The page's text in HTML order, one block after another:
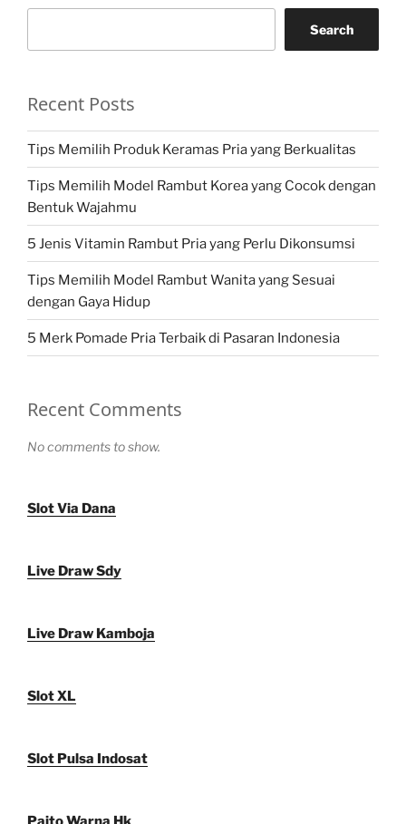
Search
Recent Posts
Tips Memilih Produk Keramas Pria yang Berkualitas
Tips Memilih Model Rambut Korea yang Cocok dengan
Bentuk Wajahmu
5 Jenis Vitamin Rambut Pria yang Perlu Dikonsumsi
Tips Memilih Model Rambut Wanita yang Sesuai
dengan Gaya Hidup
5 Merk Pomade Pria Terbaik di Pasaran Indonesia
Recent Comments
No comments to show.
Slot Via Dana
Live Draw Sdy
Live Draw Kamboja
Slot XL
Slot Pulsa Indosat